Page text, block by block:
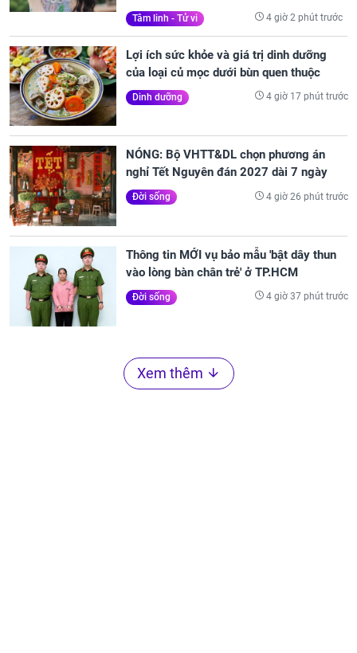
Tâm linh - Tử vi 4 giờ 2 phút trước
Lợi ích sức khỏe và giá trị dinh dưỡng
của loại củ mọc dưới bùn quen thuộc
Dinh dưỡng 4 giờ 17 phút trước
NÓNG: Bộ VHTT&DL chọn phương án
nghỉ Tết Nguyên đán 2027 dài 7 ngày
Đời sống 4 giờ 26 phút trước
Thông tin MỚI vụ bảo mẫu 'bật dây thun
vào lòng bàn chân trẻ' ở TP.HCM
Đời sống 4 giờ 37 phút trước
Xem thêm